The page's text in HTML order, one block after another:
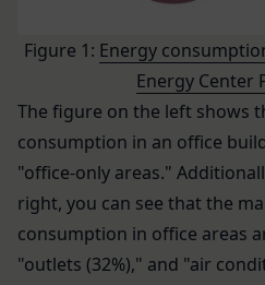
Figure 1: Energy
Energy Center
The figure on the left shows
consumption in an office
"office-only areas."
right, you can see that the
consumption in office areas
"outlets (32%)," and "air
用のパソコンや携帯端末に
せるもので、これを利用す
バに、当社サイト内におけ
クセスしたURL、コンテン
齢や性別、職業、居住地域
できない属性情報(それらの
個人が特定できないもの)を
す。
お客様がご自身に関する情
と抵触する場合には、当該
ルール等が優先されるもの
当社は、本規約を変更する
会員の明示の承諾を得るこ
ることができるものとしま
前項による本規約の変更を
生日を定め、かつ、本規約
の本規約の内容並びにその
し、本規約変更の効力発生